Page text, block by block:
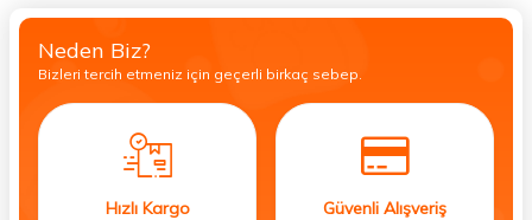
Neden Biz?
Bizleri tercih etmeniz için geçerli birkaç sebep.
Hızlı Kargo Güvenli Alışveriş